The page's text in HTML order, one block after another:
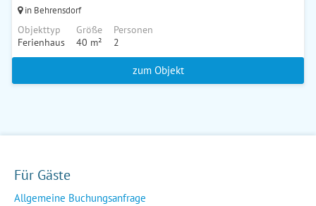
in Behrensdorf
Objekttyp
Ferienhaus
Größe
40 m²
Personen
2
zum Objekt
Für Gäste
Allgemeine Buchungsanfrage